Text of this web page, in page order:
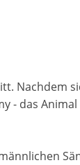
Nachdem
das